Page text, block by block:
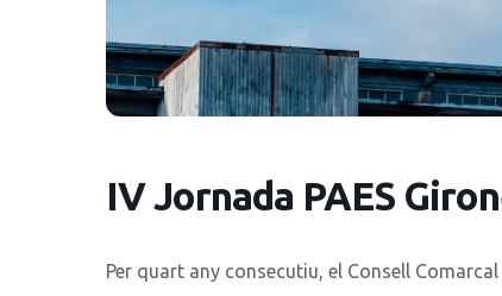
IV Jornada PAES
Per quart any consecutiu, el Consell